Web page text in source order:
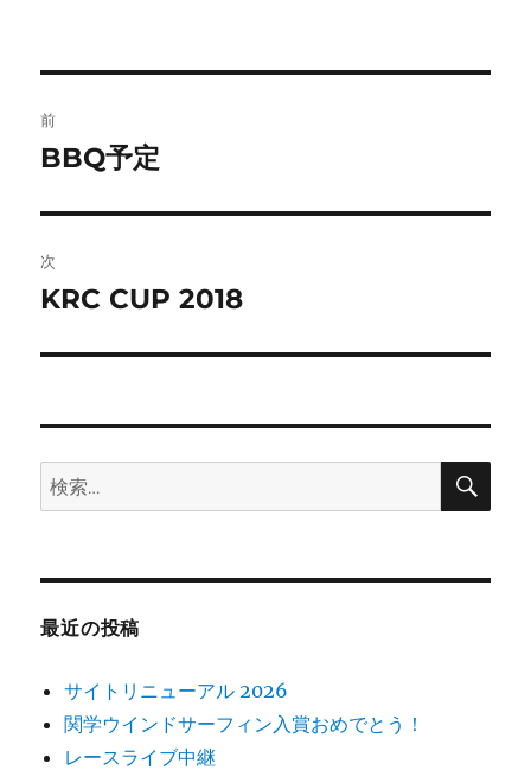
稿
ビ
ゲ
ー
ン
前
前
投
稿:
BBQ予定
次
次
投
KRC CUP 2018
検
索:
検
最近の投稿
サイトリニューアル 2026
関学ウインドサーフィン入賞おめでとう！
レースライブ中継